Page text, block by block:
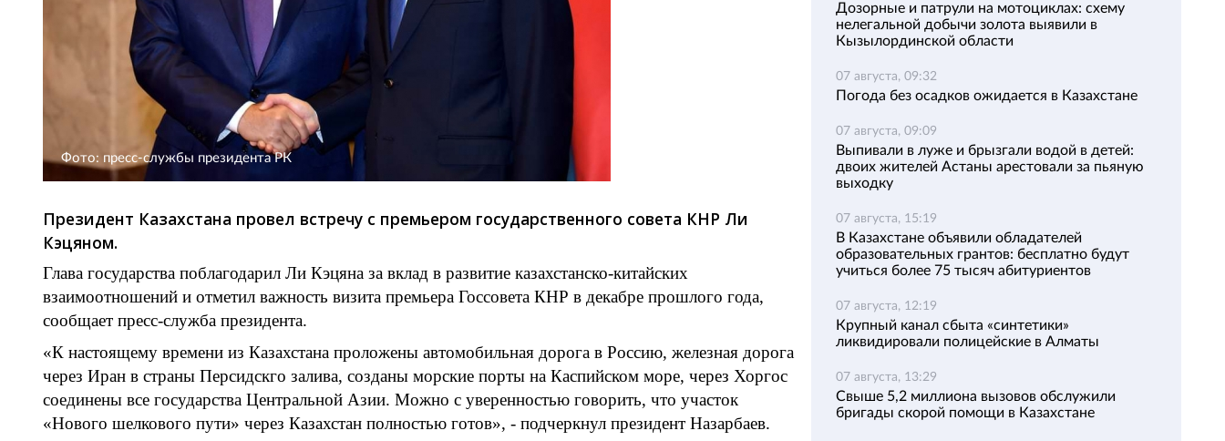
Фото: пресс-службы президента РК
Президент Казахстана провел встречу с премьером государственного совета КНР Ли
Кэцяном.
Глава государства поблагодарил Ли Кэцяна за вклад в развитие казахстанско-китайских
взаимоотношений и отметил важность визита премьера Госсовета КНР в декабре прошлого года,
сообщает пресс-служба президента.
«К настоящему времени из Казахстана проложены автомобильная дорога в Россию, железная дорога
через Иран в страны Персидскго залива, созданы морские порты на Каспийском море, через Хоргос
соединены все государства Центральной Азии. Можно с уверенностью говорить, что участок
«Нового шелкового пути» через Казахстан полностью готов», - подчеркнул президент Назарбаев.
Дозорные и патрули на мотоциклах: схему
нелегальной добычи золота выявили в
Кызылординской области
07 августа, 09:32
Погода без осадков ожидается в Казахстане
07 августа, 09:09
Выпивали в луже и брызгали водой в детей:
двоих жителей Астаны арестовали за пьяную
выходку
07 августа, 15:19
В Казахстане объявили обладателей
образовательных грантов: бесплатно будут
учиться более 75 тысяч абитуриентов
07 августа, 12:19
Крупный канал сбыта «синтетики»
ликвидировали полицейские в Алматы
07 августа, 13:29
Свыше 5,2 миллиона вызовов обслужили
бригады скорой помощи в Казахстане